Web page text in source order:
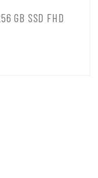
GB SSD FHD